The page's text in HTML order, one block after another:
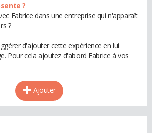
?
Fabrice dans une entreprise qui n'apparaît
?
d'ajouter cette expérience en lui
Pour cela ajoutez d'abord Fabrice à vos
Ajouter